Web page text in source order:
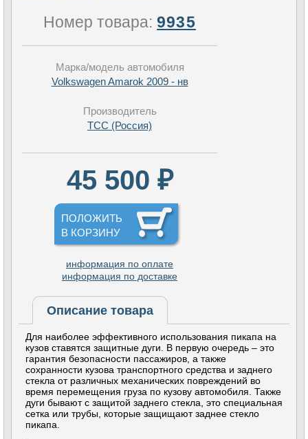
Номер товара:9935
Марка/модель автомобиля
Volkswagen Amarok 2009 - нв
Производитель
TCC (Россия)
45 500 ₽
ПОЛОЖИТЬ
В КОРЗИНУ
информация по оплате
информация по доставке
Описание товара
Для наиболее эффективного использования пикапа на
кузов ставятся защитные дуги. В первую очередь – это
гарантия безопасности пассажиров, а также
сохранности кузова транспортного средства и заднего
стекла от различных механических повреждений во
время перемещения груза по кузову автомобиля. Также
дуги бывают с защитой заднего стекла, это специальная
сетка или трубы, которые защищают заднее стекло
пикапа.